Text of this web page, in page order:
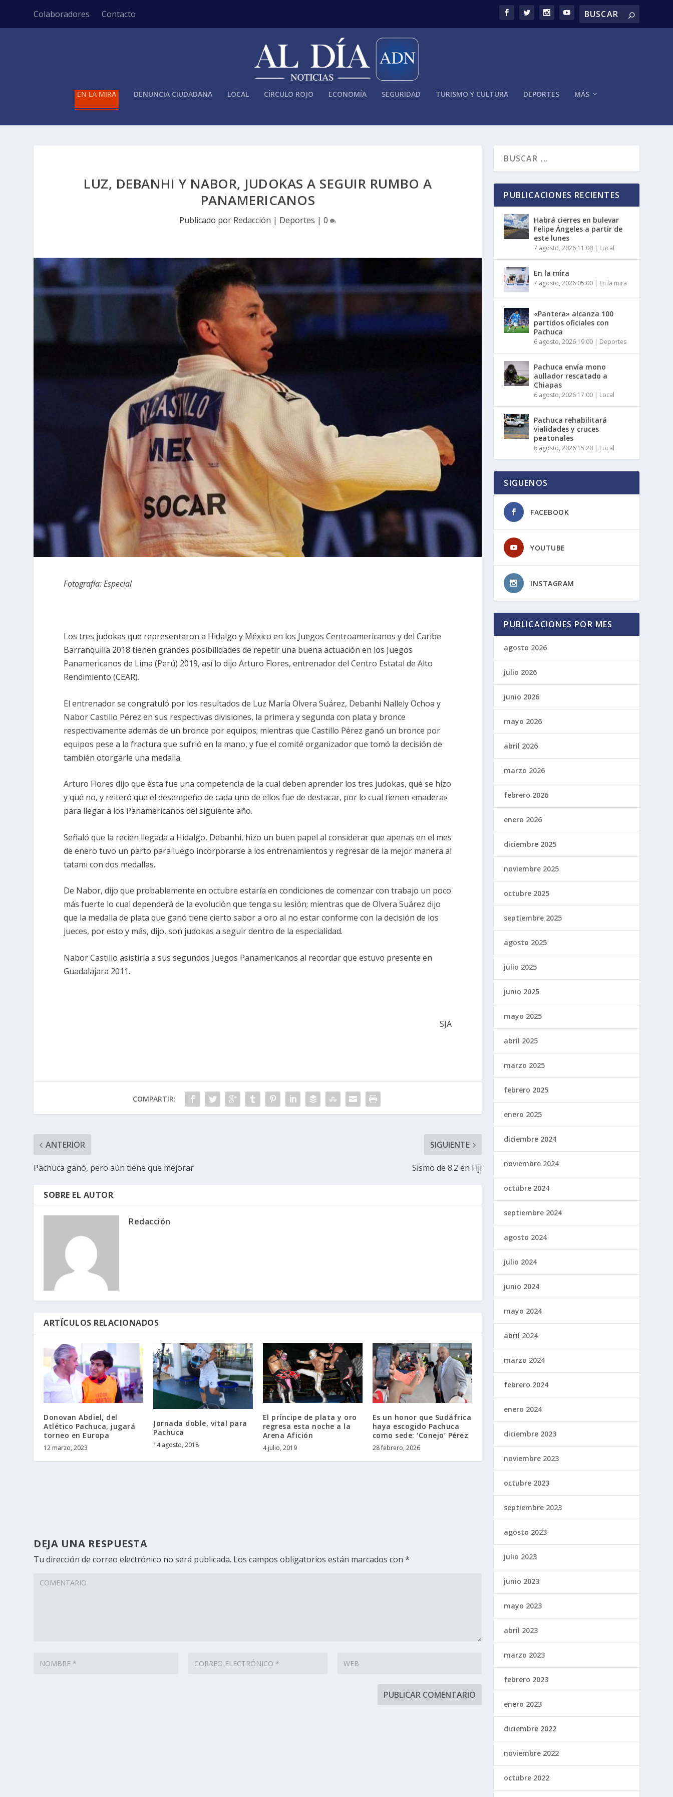
Colaboradores Contacto
EN LA MIRA DENUNCIA CIUDADANA LOCAL CÍRCULO ROJO ECONOMÍA SEGURIDAD TURISMO Y CULTURA DEPORTES MÁS
LUZ, DEBANHI Y NABOR, JUDOKAS A SEGUIR RUMBO A
PANAMERICANOS
Publicado por Redacción | Deportes |0
Fotografía: Especial
Los tres judokas que representaron a Hidalgo y México en los Juegos Centroamericanos y del Caribe
Barranquilla 2018 tienen grandes posibilidades de repetir una buena actuación en los Juegos
Panamericanos de Lima (Perú) 2019, así lo dijo Arturo Flores, entrenador del Centro Estatal de Alto
Rendimiento (CEAR).
El entrenador se congratuló por los resultados de Luz María Olvera Suárez, Debanhi Nallely Ochoa y
Nabor Castillo Pérez en sus respectivas divisiones, la primera y segunda con plata y bronce
respectivamente además de un bronce por equipos; mientras que Castillo Pérez ganó un bronce por
equipos pese a la fractura que sufrió en la mano, y fue el comité organizador que tomó la decisión de
también otorgarle una medalla.
Arturo Flores dijo que ésta fue una competencia de la cual deben aprender los tres judokas, qué se hizo
y qué no, y reiteró que el desempeño de cada uno de ellos fue de destacar, por lo cual tienen «madera»
para llegar a los Panamericanos del siguiente año.
Señaló que la recién llegada a Hidalgo, Debanhi, hizo un buen papel al considerar que apenas en el mes
de enero tuvo un parto para luego incorporarse a los entrenamientos y regresar de la mejor manera al
tatami con dos medallas.
De Nabor, dijo que probablemente en octubre estaría en condiciones de comenzar con trabajo un poco
más fuerte lo cual dependerá de la evolución que tenga su lesión; mientras que de Olvera Suárez dijo
que la medalla de plata que ganó tiene cierto sabor a oro al no estar conforme con la decisión de los
jueces, por esto y más, dijo, son judokas a seguir dentro de la especialidad.
Nabor Castillo asistiría a sus segundos Juegos Panamericanos al recordar que estuvo presente en
Guadalajara 2011.
SJA
COMPARTIR:
ANTERIOR
Pachuca ganó, pero aún tiene que mejorar
SIGUIENTE
Sismo de 8.2 en Fiji
SOBRE EL AUTOR
Redacción
ARTÍCULOS RELACIONADOS
Donovan Abdiel, del
Atlético Pachuca, jugará
torneo en Europa
12 marzo, 2023
Jornada doble, vital para
Pachuca
14 agosto, 2018
El príncipe de plata y oro
regresa esta noche a la
Arena Afición
4 julio, 2019
Es un honor que Sudáfrica
haya escogido Pachuca
como sede: ‘Conejo’ Pérez
28 febrero, 2026
DEJA UNA RESPUESTA
Tu dirección de correo electrónico no será publicada. Los campos obligatorios están marcados con*
PUBLICACIONES RECIENTES
Habrá cierres en bulevar
Felipe Ángeles a partir de
este lunes
7 agosto, 2026 11:00 | Local
En la mira
7 agosto, 2026 05:00 | En la mira
«Pantera» alcanza 100
partidos oficiales con
Pachuca
6 agosto, 2026 19:00 | Deportes
Pachuca envía mono
aullador rescatado a
Chiapas
6 agosto, 2026 17:00 | Local
Pachuca rehabilitará
vialidades y cruces
peatonales
6 agosto, 2026 15:20 | Local
SIGUENOS
FACEBOOK
YOUTUBE
INSTAGRAM
PUBLICACIONES POR MES
agosto 2026
julio 2026
junio 2026
mayo 2026
abril 2026
marzo 2026
febrero 2026
enero 2026
diciembre 2025
noviembre 2025
octubre 2025
septiembre 2025
agosto 2025
julio 2025
junio 2025
mayo 2025
abril 2025
marzo 2025
febrero 2025
enero 2025
diciembre 2024
noviembre 2024
octubre 2024
septiembre 2024
agosto 2024
julio 2024
junio 2024
mayo 2024
abril 2024
marzo 2024
febrero 2024
enero 2024
diciembre 2023
noviembre 2023
octubre 2023
septiembre 2023
agosto 2023
julio 2023
junio 2023
mayo 2023
abril 2023
marzo 2023
febrero 2023
enero 2023
diciembre 2022
noviembre 2022
octubre 2022